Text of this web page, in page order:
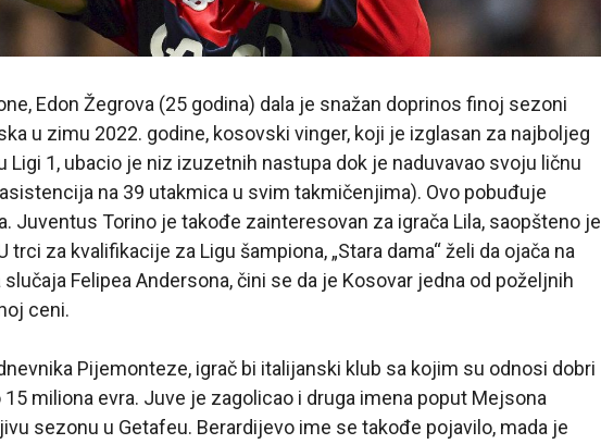
Edon Žegrova (25 godina) dala je snažan doprinos finoj sezoni
u zimu 2022. godine, kosovski vinger, koji je izglasan za najboljeg
Ligi 1, ubacio je niz izuzetnih nastupa dok je naduvavao svoju ličnu
na 39 utakmica u svim takmičenjima). Ovo pobuđuje
Juventus Torino je takođe zainteresovan za igrača Lila, saopšteno je
trci za kvalifikacije za Ligu šampiona, „Stara dama“ želi da ojača na
Felipea Andersona, čini se da je Kosovar jedna od poželjnih
ceni.
Pijemonteze, igrač bi italijanski klub sa kojim su odnosi dobri
15 miliona evra. Juve je zagolicao i druga imena poput Mejsona
sezonu u Getafeu. Berardijevo ime se takođe pojavilo, mada je